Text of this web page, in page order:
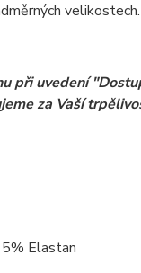
velikostech.
při uvedení
za Vaší
Elastan